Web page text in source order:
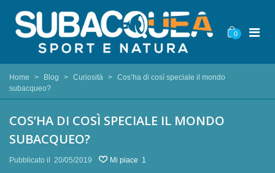
0
Home > Blog > Curiosità > Cos’ha di così speciale il mondo
subacqueo?
COS’HA DI COSÌ SPECIALE IL MONDO
SUBACQUEO?
Pubblicato il 20/05/2019 Mi piace 1